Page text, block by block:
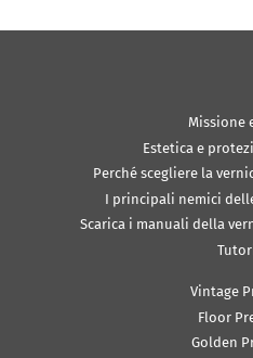
Missione
Estetica e
Perché scegliere la
I principali nemici
Scarica i manuali della
Vintage
Floor
Golden